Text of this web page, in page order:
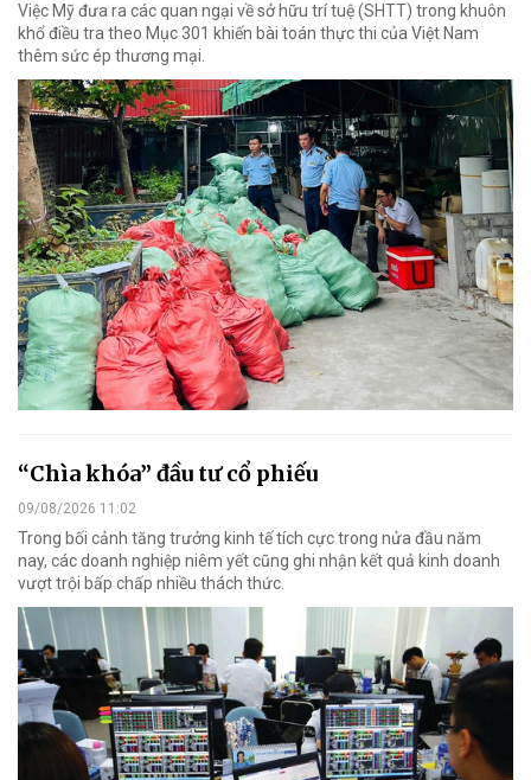
Việc Mỹ đưa ra các quan ngại về sở hữu trí tuệ (SHTT) trong khuôn
khổ điều tra theo Mục 301 khiến bài toán thực thi của Việt Nam
thêm sức ép thương mại.
“Chìa khóa” đầu tư cổ phiếu
09/08/2026 11:02
Trong bối cảnh tăng trưởng kinh tế tích cực trong nửa đầu năm
nay, các doanh nghiệp niêm yết cũng ghi nhận kết quả kinh doanh
vượt trội bấp chấp nhiều thách thức.